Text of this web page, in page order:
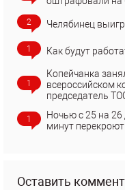
2 Челябинец
1 Как будут
1
Копейчанка
всероссийском
председатель
1
Ночью с 25 на
минут
Оставить